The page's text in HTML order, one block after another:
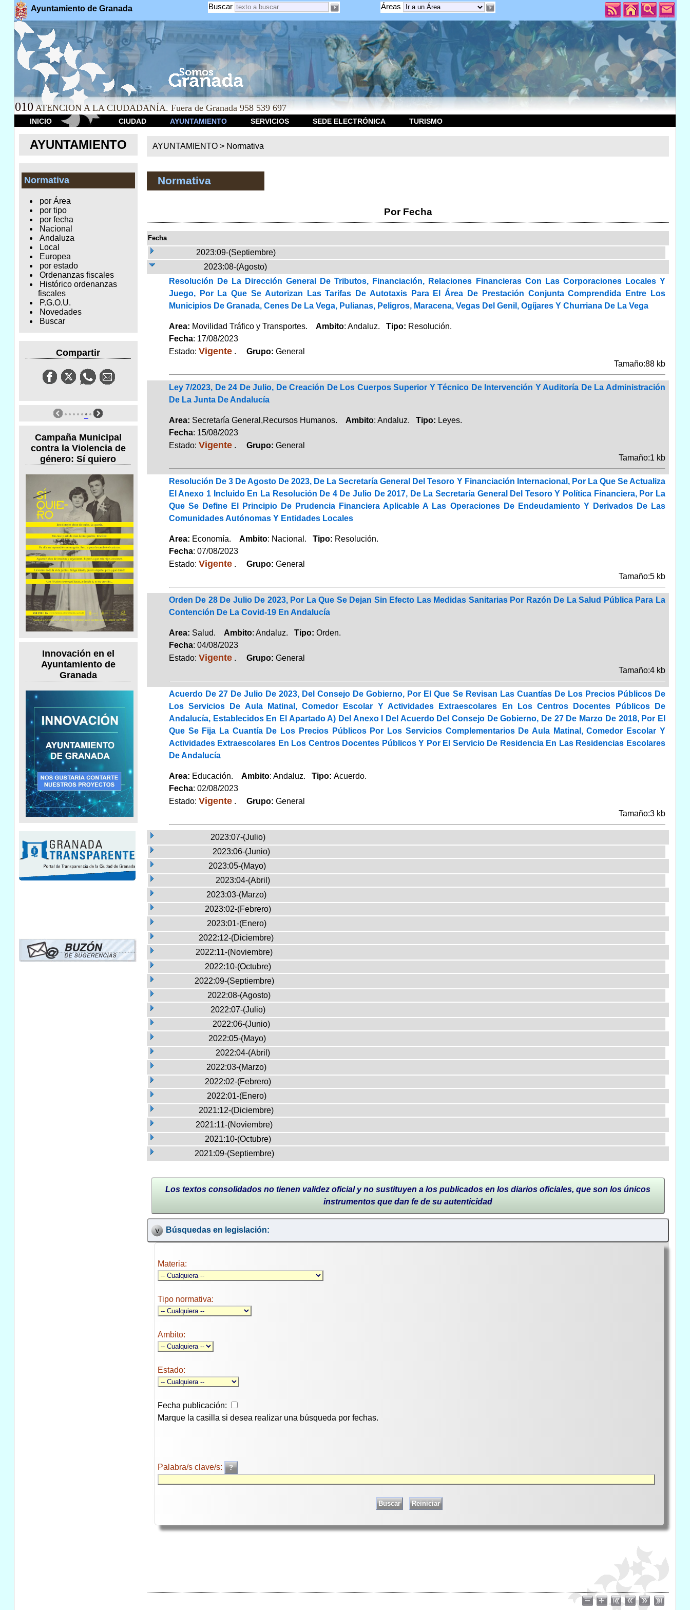
Ayuntamiento de Granada Áreas
Buscar
010 ATENCION A LA CIUDADANÍA. Fuera de Granada 958 539 697
INICIO CIUDAD AYUNTAMIENTO SERVICIOS SEDE ELECTRÓNICA TURISMO
AYUNTAMIENTO
Normativa
por Área
por tipo
por fecha
Nacional
Andaluza
Local
Europea
por estado
Ordenanzas fiscales
Histórico ordenanzas
fiscales
P.G.O.U.
Novedades
Buscar
Compartir
Campaña Municipal
contra la Violencia de
género: Sí quiero
Innovación en el
Ayuntamiento de
Granada
AYUNTAMIENTO > Normativa
Normativa
Por Fecha
Fecha
2023:09-(Septiembre)
2023:08-(Agosto)
Resolución De La Dirección General De Tributos, Financiación, Relaciones Financieras Con Las Corporaciones Locales Y
Juego, Por La Que Se Autorizan Las Tarifas De Autotaxis Para El Área De Prestación Conjunta Comprendida Entre Los
Municipios De Granada, Cenes De La Vega, Pulianas, Peligros, Maracena, Vegas Del Genil, Ogíjares Y Churriana De La Vega
Area: Movilidad Tráfico y Transportes. Ambito: Andaluz. Tipo: Resolución.
Fecha: 17/08/2023
Estado: Vigente. Grupo: General
Tamaño:88 kb
Ley 7/2023, De 24 De Julio, De Creación De Los Cuerpos Superior Y Técnico De Intervención Y Auditoría De La Administración
De La Junta De Andalucía
Area: Secretaría General,Recursos Humanos. Ambito: Andaluz. Tipo: Leyes.
Fecha: 15/08/2023
Estado: Vigente. Grupo: General
Tamaño:1 kb
Resolución De 3 De Agosto De 2023, De La Secretaría General Del Tesoro Y Financiación Internacional, Por La Que Se Actualiza
El Anexo 1 Incluido En La Resolución De 4 De Julio De 2017, De La Secretaría General Del Tesoro Y Política Financiera, Por La
Que Se Define El Principio De Prudencia Financiera Aplicable A Las Operaciones De Endeudamiento Y Derivados De Las
Comunidades Autónomas Y Entidades Locales
Area: Economía. Ambito: Nacional. Tipo: Resolución.
Fecha: 07/08/2023
Estado: Vigente. Grupo: General
Tamaño:5 kb
Orden De 28 De Julio De 2023, Por La Que Se Dejan Sin Efecto Las Medidas Sanitarias Por Razón De La Salud Pública Para La
Contención De La Covid-19 En Andalucía
Area: Salud. Ambito: Andaluz. Tipo: Orden.
Fecha: 04/08/2023
Estado: Vigente. Grupo: General
Tamaño:4 kb
Acuerdo De 27 De Julio De 2023, Del Consejo De Gobierno, Por El Que Se Revisan Las Cuantías De Los Precios Públicos De
Los Servicios De Aula Matinal, Comedor Escolar Y Actividades Extraescolares En Los Centros Docentes Públicos De
Andalucía, Establecidos En El Apartado A) Del Anexo I Del Acuerdo Del Consejo De Gobierno, De 27 De Marzo De 2018, Por El
Que Se Fija La Cuantía De Los Precios Públicos Por Los Servicios Complementarios De Aula Matinal, Comedor Escolar Y
Actividades Extraescolares En Los Centros Docentes Públicos Y Por El Servicio De Residencia En Las Residencias Escolares
De Andalucía
Area: Educación. Ambito: Andaluz. Tipo: Acuerdo.
Fecha: 02/08/2023
Estado: Vigente. Grupo: General
Tamaño:3 kb
2023:07-(Julio)
2023:06-(Junio)
2023:05-(Mayo)
2023:04-(Abril)
2023:03-(Marzo)
2023:02-(Febrero)
2023:01-(Enero)
2022:12-(Diciembre)
2022:11-(Noviembre)
2022:10-(Octubre)
2022:09-(Septiembre)
2022:08-(Agosto)
2022:07-(Julio)
2022:06-(Junio)
2022:05-(Mayo)
2022:04-(Abril)
2022:03-(Marzo)
2022:02-(Febrero)
2022:01-(Enero)
2021:12-(Diciembre)
2021:11-(Noviembre)
2021:10-(Octubre)
2021:09-(Septiembre)
Los textos consolidados no tienen validez oficial y no sustituyen a los publicados en los diarios oficiales, que son los únicos
instrumentos que dan fe de su autenticidad
Búsquedas en legislación:
Materia:
Tipo normativa:
Ambito:
Estado:
Fecha publicación:
Marque la casilla si desea realizar una búsqueda por fechas.
Palabra/s clave/s: